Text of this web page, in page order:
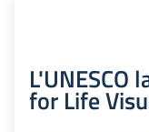
L'UNESCO
for Life